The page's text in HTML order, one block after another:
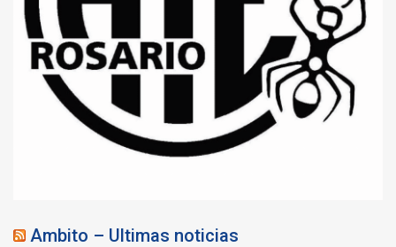
Ambito – Ultimas noticias